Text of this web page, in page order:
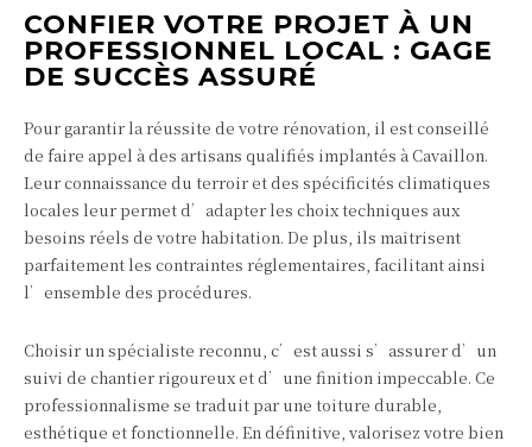
CONFIER VOTRE PROJET À UN
PROFESSIONNEL LOCAL : GAGE
DE SUCCÈS ASSURÉ
Pour garantir la réussite de votre rénovation, il est conseillé
de faire appel à des artisans qualifiés implantés à Cavaillon.
Leur connaissance du terroir et des spécificités climatiques
locales leur permet d’adapter les choix techniques aux
besoins réels de votre habitation. De plus, ils maîtrisent
parfaitement les contraintes réglementaires, facilitant ainsi
l’ensemble des procédures.
Choisir un spécialiste reconnu, c’est aussi s’assurer d’un
suivi de chantier rigoureux et d’une finition impeccable. Ce
professionnalisme se traduit par une toiture durable,
esthétique et fonctionnelle. En définitive, valorisez votre bien